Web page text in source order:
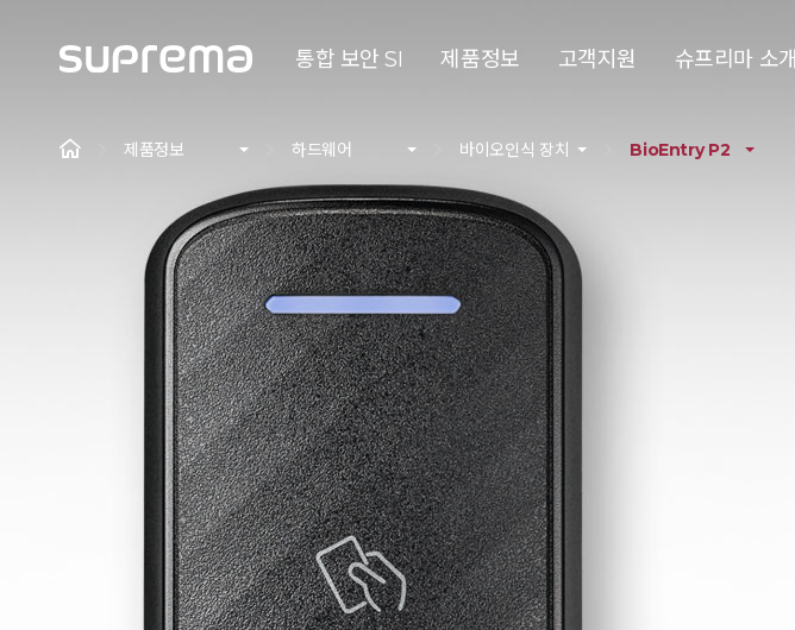
통합 보안 SI 제품정보 고객지원 슈프리마 소개
제품정보 하드웨어 바이오인식 장치 BioEntry P2